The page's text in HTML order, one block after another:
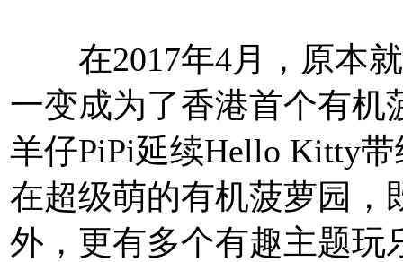
在2017年4月，原本就
一变成为了香港首个有
羊仔PiPi延续Hello Kitty
在超级萌的有机菠萝园，
外，更有多个有趣主题玩